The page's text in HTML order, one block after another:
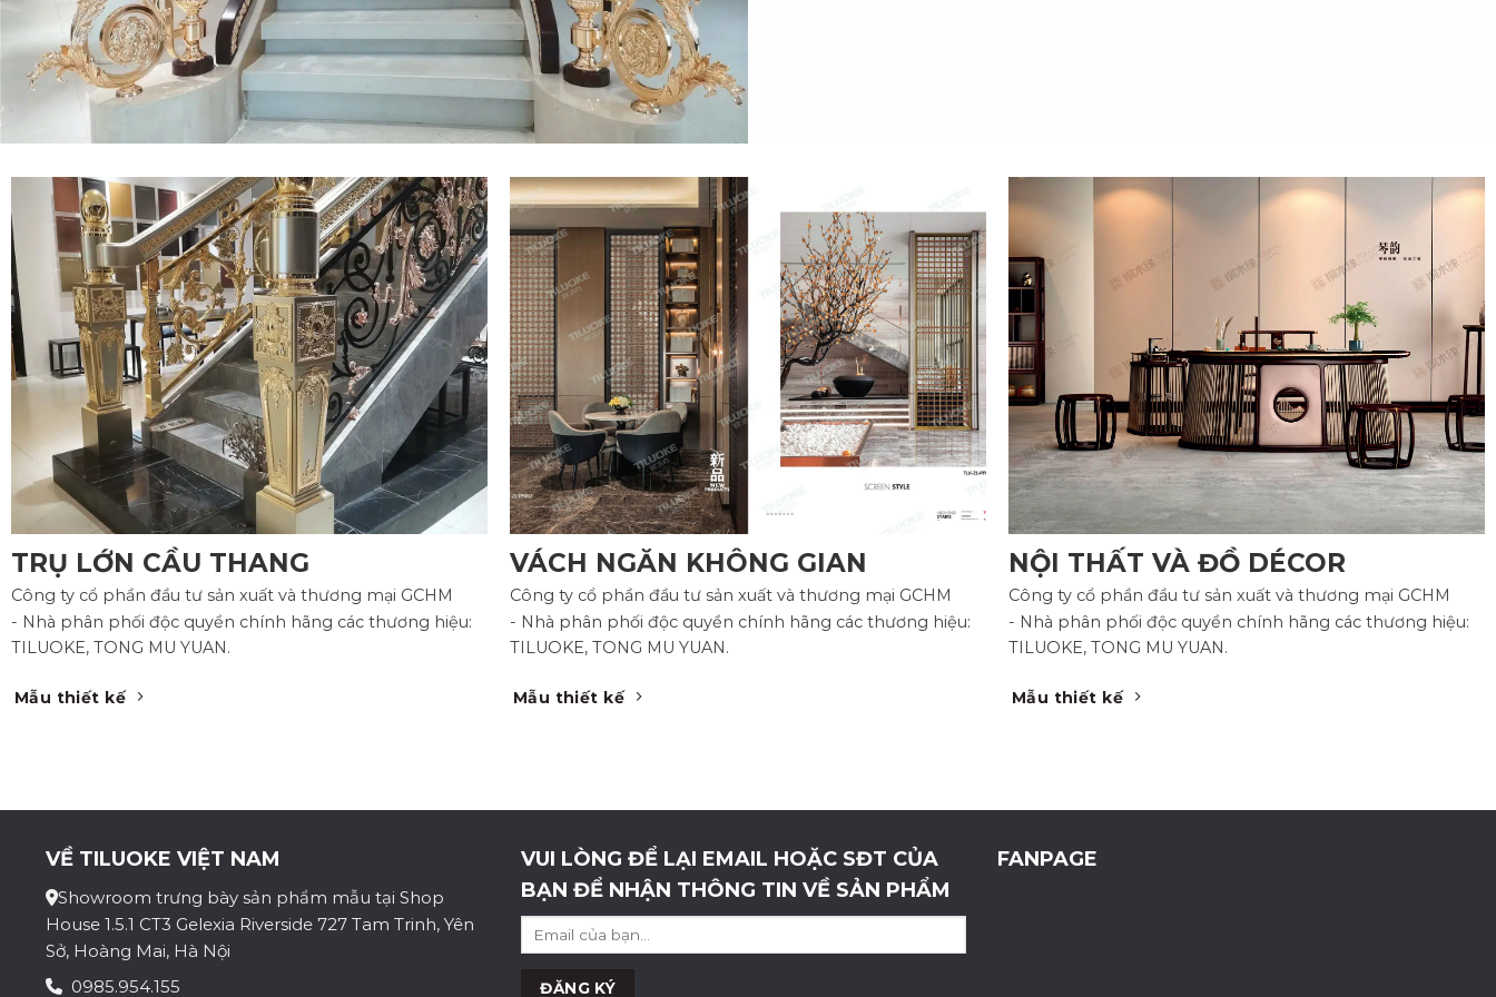
TRỤ LỚN CẦU THANG
Công ty cổ phần đầu tư sản xuất và thương mại GCHM
- Nhà phân phối độc quyền chính hãng các thương hiệu:
TILUOKE, TONG MU YUAN.
Mẫu thiết kế
VÁCH NGĂN KHÔNG GIAN
Công ty cổ phần đầu tư sản xuất và thương mại GCHM
- Nhà phân phối độc quyền chính hãng các thương hiệu:
TILUOKE, TONG MU YUAN.
Mẫu thiết kế
NỘI THẤT VÀ ĐỒ DÉCOR
Công ty cổ phần đầu tư sản xuất và thương mại GCHM
- Nhà phân phối độc quyền chính hãng các thương hiệu:
TILUOKE, TONG MU YUAN.
Mẫu thiết kế
VỀ TILUOKE VIỆT NAM
Showroom trưng bày sản phẩm mẫu tại Shop
House 1.5.1 CT3 Gelexia Riverside 727 Tam Trinh, Yên
Sở, Hoàng Mai, Hà Nội
0985.954.155
VUI LÒNG ĐỂ LẠI EMAIL HOẶC SĐT CỦA
BẠN ĐỂ NHẬN THÔNG TIN VỀ SẢN PHẨM
FANPAGE